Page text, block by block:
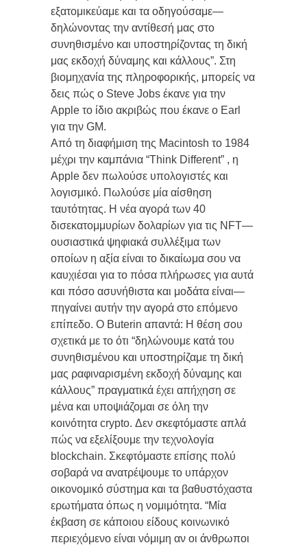
εξατομικεύαμε και τα οδηγούσαμε—
δηλώνοντας την αντίθεσή μας στο
συνηθισμένο και υποστηρίζοντας τη δική
μας εκδοχή δύναμης και κάλλους”. Στη
βιομηχανία της πληροφορικής, μπορείς να
δεις πώς ο Steve Jobs έκανε για την
Apple το ίδιο ακριβώς που έκανε ο Earl
για την GM.
Από τη διαφήμιση της Macintosh το 1984
μέχρι την καμπάνια “Think Different” , η
Apple δεν πωλούσε υπολογιστές και
λογισμικό. Πωλούσε μία αίσθηση
ταυτότητας. Η νέα αγορά των 40
δισεκατομμυρίων δολαρίων για τις NFT—
ουσιαστικά ψηφιακά συλλέξιμα των
οποίων η αξία είναι το δικαίωμα σου να
καυχιέσαι για το πόσα πλήρωσες για αυτά
και πόσο ασυνήθιστα και μοδάτα είναι—
πηγαίνει αυτήν την αγορά στο επόμενο
επίπεδο. Ο Buterin απαντά: Η θέση σου
σχετικά με το ότι “δηλώνουμε κατά του
συνηθισμένου και υποστηρίζαμε τη δική
μας ραφιναρισμένη εκδοχή δύναμης και
κάλλους” πραγματικά έχει απήχηση σε
μένα και υποψιάζομαι σε όλη την
κοινότητα crypto. Δεν σκεφτόμαστε απλά
πώς να εξελίξουμε την τεχνολογία
blockchain. Σκεφτόμαστε επίσης πολύ
σοβαρά να ανατρέψουμε το υπάρχον
οικονομικό σύστημα και τα βαθυστόχαστα
ερωτήματα όπως η νομιμότητα. “Μία
έκβαση σε κάποιου είδους κοινωνικό
περιεχόμενο είναι νόμιμη αν οι άνθρωποι